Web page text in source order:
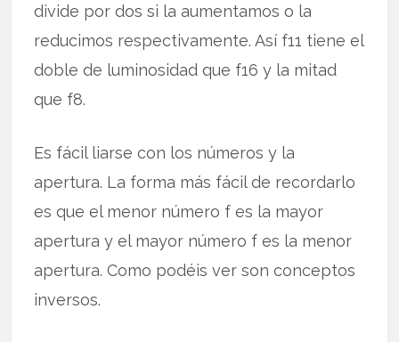
divide por dos si la aumentamos o la
reducimos respectivamente. Así f11 tiene el
doble de luminosidad que f16 y la mitad
que f8.
Es fácil liarse con los números y la
apertura. La forma más fácil de recordarlo
es que el menor número f es la mayor
apertura y el mayor número f es la menor
apertura. Como podéis ver son conceptos
inversos.